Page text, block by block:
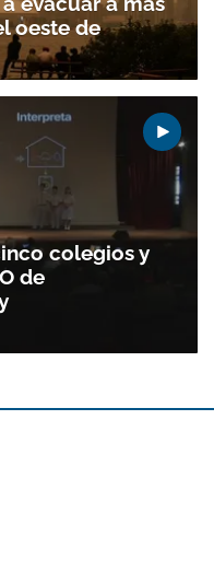
boletín.
oeste de
colegios y
de